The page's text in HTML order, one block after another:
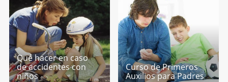
Qué hacer en caso
de accidentes con
niños
Curso de Primeros
Auxilios para Padres